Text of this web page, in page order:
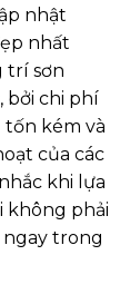
nhật
nhất
trí sơn
bởi chi phí
tốn kém và
của các
khi lựa
không phải
ngay trong